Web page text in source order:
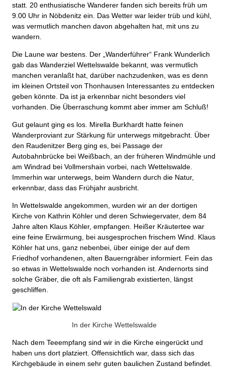
statt. 20 enthusiatische Wanderer fanden sich bereits früh um
9.00 Uhr in Nöbdenitz ein. Das Wetter war leider trüb und kühl,
was vermutlich manchen davon abgehalten hat, mit uns zu
wandern.
Die Laune war bestens. Der „Wanderführer“ Frank Wunderlich
gab das Wanderziel Wettelswalde bekannt, was vermutlich
manchen veranlaßt hat, darüber nachzudenken, was es denn
im kleinen Ortsteil von Thonhausen Interessantes zu entdecken
geben könnte. Da ist ja erkennbar nicht besonders viel
vorhanden. Die Überraschung kommt aber immer am Schluß!
Gut gelaunt ging es los. Mirella Burkhardt hatte feinen
Wanderproviant zur Stärkung für unterwegs mitgebracht. Über
den Raudenitzer Berg ging es, bei Passage der
Autobahnbrücke bei Weißbach, an der früheren Windmühle und
am Windrad bei Vollmershain vorbei, nach Wettelswalde.
Immerhin war unterwegs, beim Wandern durch die Natur,
erkennbar, dass das Frühjahr ausbricht.
In Wettelswalde angekommen, wurden wir an der dortigen
Kirche von Kathrin Köhler und deren Schwiegervater, dem 84
Jahre alten Klaus Köhler, empfangen. Heißer Kräutertee war
eine feine Erwärmung, bei ausgesprochen frischem Wind. Klaus
Köhler hat uns, ganz nebenbei, über einige der auf dem
Friedhof vorhandenen, alten Bauerngräber informiert. Fein das
so etwas in Wettelswalde noch vorhanden ist. Andernorts sind
solche Gräber, die oft als Familiengrab existierten, längst
geschliffen.
In der Kirche Wettelswalde
Nach dem Teeempfang sind wir in die Kirche eingerückt und
haben uns dort platziert. Offensichtlich war, dass sich das
Kirchgebäude in einem sehr guten baulichen Zustand befindet.